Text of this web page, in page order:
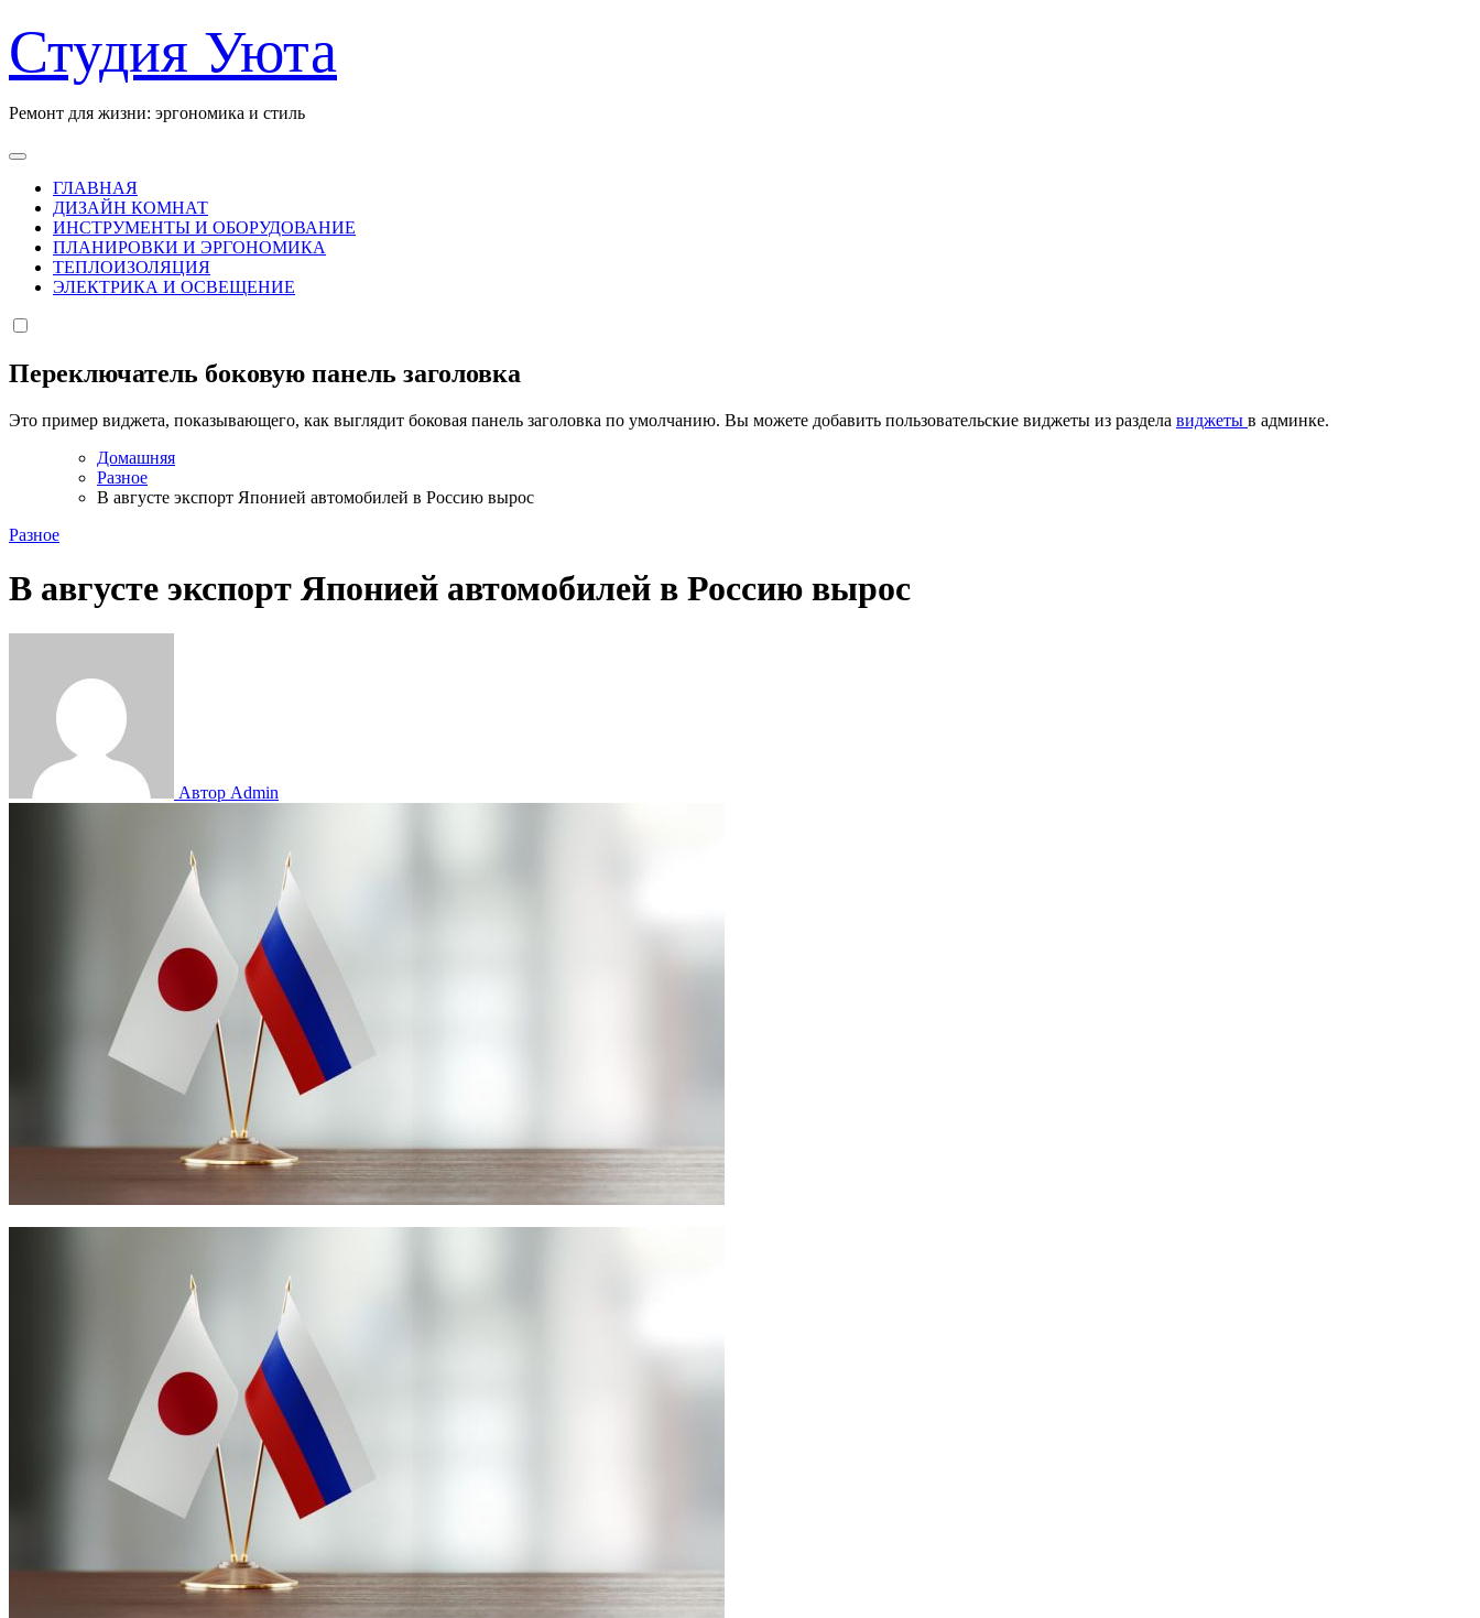
к
содержанию
Студия Уюта
Ремонт для жизни: эргономика и стиль
ГЛАВНАЯ
ДИЗАЙН КОМНАТ
ИНСТРУМЕНТЫ И ОБОРУДОВАНИЕ
ПЛАНИРОВКИ И ЭРГОНОМИКА
ТЕПЛОИЗОЛЯЦИЯ
ЭЛЕКТРИКА И ОСВЕЩЕНИЕ
Переключатель боковую панель заголовка
Это пример виджета, показывающего, как выглядит боковая панель заголовка по умолчанию. Вы можете добавить пользовательские виджеты из раздела виджеты в админке.
Домашняя
Разное
В августе экспорт Японией автомобилей в Россию вырос
Разное
В августе экспорт Японией автомобилей в Россию вырос
Автор Admin